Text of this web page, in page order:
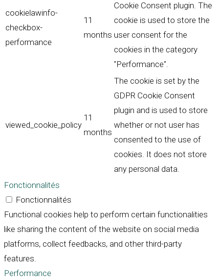
cookielawinfo-
checkbox-
performance
11
months
Cookie Consent plugin. The
cookie is used to store the
user consent for the
cookies in the category
"Performance".
viewed_cookie_policy
11
months
The cookie is set by the
GDPR Cookie Consent
plugin and is used to store
whether or not user has
consented to the use of
cookies. It does not store
any personal data.
Fonctionnalités
Fonctionnalités
Functional cookies help to perform certain functionalities
like sharing the content of the website on social media
platforms, collect feedbacks, and other third-party
features.
Performance